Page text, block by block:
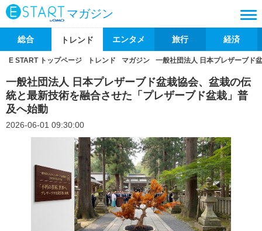
マガジン
総合 トレンド エンタメ 旅行 経済
E START トップページ トレンド マガジン 一般社団法人 日本プレザーブド
一般社団法人 日本プレザーブド盆栽協会、盆栽の伝
統と最新技術を融合させた「プレザーブド盆栽」普
及へ始動
2026-06-01 09:30:00